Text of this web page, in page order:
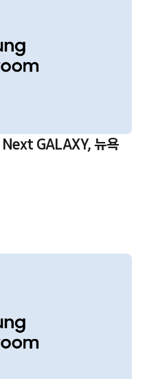
GALAXY, 뉴욕